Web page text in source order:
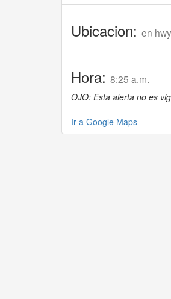
Ubicacion: en
Hora: 8:25 a.m.
OJO: Esta alerta no es
Ir a Google Maps